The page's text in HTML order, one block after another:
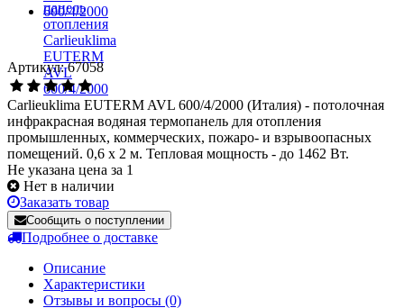
Артикул: 67058
Carlieuklima EUTERM AVL​ 600/4/2000 (Италия) - потолочная
инфракрасная водяная термопанель для отопления
промышленных, коммерческих, пожаро- и взрывоопасных
помещений. 0,6 х 2 м. Тепловая мощность - до 1462 Вт.
Не указана цена за 1
Нет в наличии
Заказать товар
Сообщить о поступлении
Подробнее о доставке
Описание
Характеристики
Отзывы и вопросы (0)